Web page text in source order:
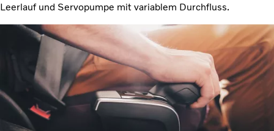
Leerlauf und Servopumpe mit variablem Durchfluss.